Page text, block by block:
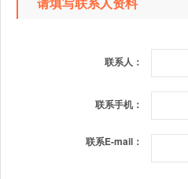
联系人：
联系手机：
联系E-mail：